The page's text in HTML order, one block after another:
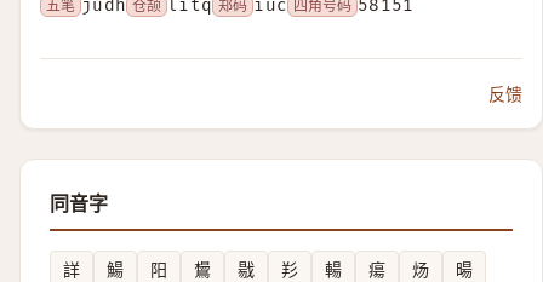
五笔 judh 仓颉 litq 郑码 iuc 四角号码 58151
反馈
同音字
詳 鰑 阳 鸉 㦹 羏 輰 瘍 炀
暘